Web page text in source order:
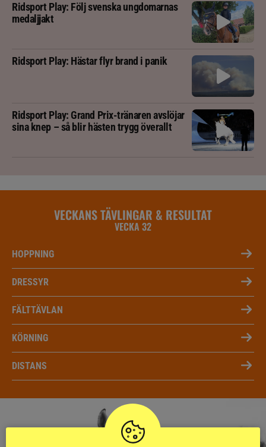
Ridsport Play: Följ svenska ungdomarnas
medaljjakt
Ridsport Play: Hästar flyr brand i panik
Ridsport Play: Grand Prix-tränaren avslöjar
sina knep – så blir hästen trygg överallt
VECKANS TÄVLINGAR & RESULTAT
VECKA 32
HOPPNING
DRESSYR
FÄLTTÄVLAN
KÖRNING
DISTANS